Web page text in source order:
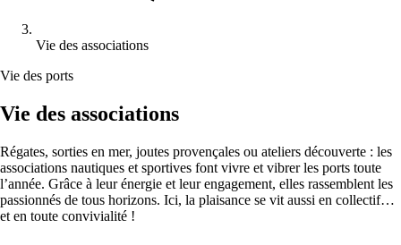
Vie des associations
Vie des ports
Vie des associations
Régates, sorties en mer, joutes provençales ou ateliers découverte : les
associations nautiques et sportives font vivre et vibrer les ports toute
l’année. Grâce à leur énergie et leur engagement, elles rassemblent les
passionnés de tous horizons. Ici, la plaisance se vit aussi en collectif…
et en toute convivialité !